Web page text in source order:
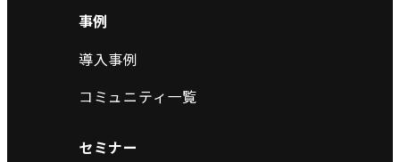
事例
導入事例
コミュニティ一覧
セミナー